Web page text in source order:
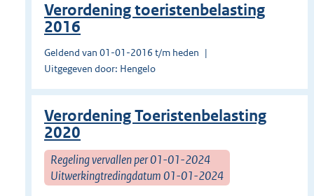
Verordening toeristenbelasting
2016
Geldend van 01-01-2016 t/m heden
Uitgegeven door: Hengelo
Verordening Toeristenbelasting
2020
Regeling vervallen per 01-01-2024
Uitwerkingtredingdatum 01-01-2024